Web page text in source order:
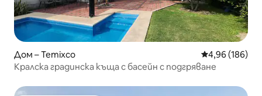
Дом – Temixco Средна
4,96 (186)
Кралска градинска къща с басейн с подгряване